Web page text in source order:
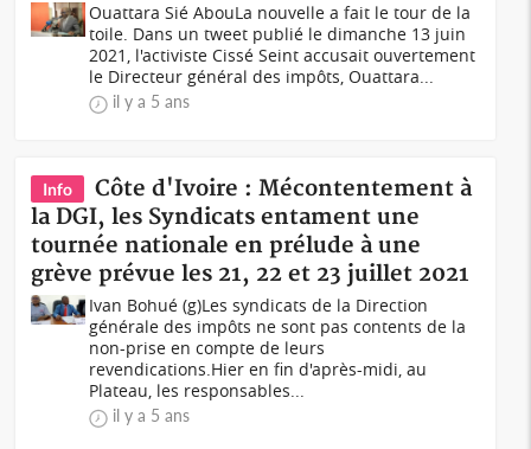
Ouattara Sié AbouLa nouvelle a fait le tour de la
toile. Dans un tweet publié le dimanche 13 juin
2021, l'activiste Cissé Seint accusait ouvertement
le Directeur général des impôts, Ouattara...
il y a 5 ans
Info
Côte d'Ivoire : Mécontentement à
la DGI, les Syndicats entament une
tournée nationale en prélude à une
grève prévue les 21, 22 et 23 juillet 2021
Ivan Bohué (g)Les syndicats de la Direction
générale des impôts ne sont pas contents de la
non-prise en compte de leurs
revendications.Hier en fin d'après-midi, au
Plateau, les responsables...
il y a 5 ans